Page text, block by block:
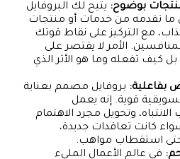
بوضوح: يتيح لك البروفايل
تقدمه من خدمات أو منتجات
مع التركيز على نقاط قوتك
الأمر لا يقتصر على
كيف تفعله وما هو الأثر الذي
بفاعلية: بروفايل مصمم بعناية
قوية. إنه يعمل
وتحويل مجرد الاهتمام
كانت تعاقدات جديدة،
حتى استقطاب مواهب.
في عالم الأعمال المليء